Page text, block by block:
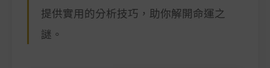
提供實用的分析技巧，助你解開命運之
謎。